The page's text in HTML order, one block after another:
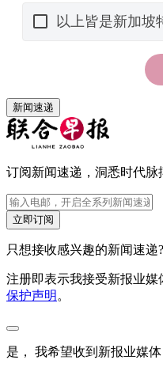
新闻速递
订阅新闻速递，洞悉时代脉
立即订阅
只想接收感兴趣的新闻速递?
注册即表示我接受新报业媒
保护声明 。
是， 我希望收到新报业媒体